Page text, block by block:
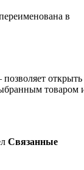
в
позволяет открыть
товаром
Связанные